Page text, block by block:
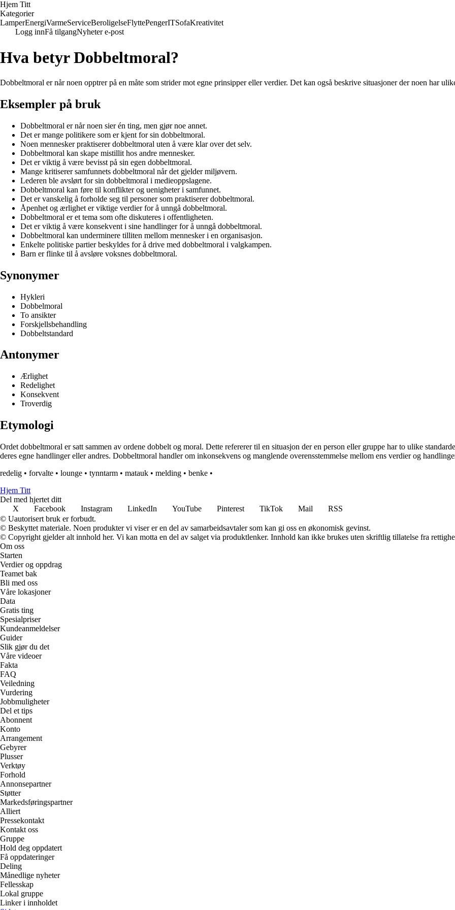
Hjem Titt
Kategorier
LamperEnergiVarmeServiceBeroligelseFlyttePengerITSofaKreativitet
Logg innFå tilgangNyheter e-post
Hva betyr Dobbeltmoral?
Dobbeltmoral er når noen opptrer på en måte som strider mot egne prinsipper eller verdier. Det kan også beskrive situasjoner der noen har
Eksempler på bruk
Dobbeltmoral er når noen sier én ting, men gjør noe annet.
Det er mange politikere som er kjent for sin dobbeltmoral.
Noen mennesker praktiserer dobbeltmoral uten å være klar over det selv.
Dobbeltmoral kan skape mistillit hos andre mennesker.
Det er viktig å være bevisst på sin egen dobbeltmoral.
Mange kritiserer samfunnets dobbeltmoral når det gjelder miljøvern.
Lederen ble avslørt for sin dobbeltmoral i medieoppslagene.
Dobbeltmoral kan føre til konflikter og uenigheter i samfunnet.
Det er vanskelig å forholde seg til personer som praktiserer dobbeltmoral.
Åpenhet og ærlighet er viktige verdier for å unngå dobbeltmoral.
Dobbeltmoral er et tema som ofte diskuteres i offentligheten.
Det er viktig å være konsekvent i sine handlinger for å unngå dobbeltmoral.
Dobbeltmoral kan underminere tilliten mellom mennesker i en organisasjon.
Enkelte politiske partier beskyldes for å drive med dobbeltmoral i valgkampen.
Barn er flinke til å avsløre voksnes dobbeltmoral.
Synonymer
Hykleri
Dobbelmoral
To ansikter
Forskjellsbehandling
Dobbeltstandard
Antonymer
Ærlighet
Redelighet
Konsekvent
Troverdig
Etymologi
Ordet dobbeltmoral er satt sammen av ordene dobbelt og moral. Dette refererer til en situasjon der en person eller gruppe har to ulike
deres egne handlinger eller andres. Dobbeltmoral handler om inkonsekvens og manglende overensstemmelse mellom ens verdier og
redelig • forvalte • lounge • tynntarm • matauk • melding • benke •
Hjem Titt
Del med hjertet ditt
X
Facebook Instagram LinkedIn YouTube Pinterest TikTok Mail
RSS
© Uautorisert bruk er forbudt.
© Beskyttet materiale. Noen produkter vi viser er en del av samarbeidsavtaler som kan gi oss en økonomisk gevinst.
© Copyright gjelder alt innhold her. Vi kan motta en del av salget via produktlenker. Innhold kan ikke brukes uten skriftlig tillatelse fra
Om oss
Starten
Verdier og oppdrag
Teamet bak
Bli med oss
Våre lokasjoner
Data
Gratis ting
Spesialpriser
Kundeanmeldelser
Guider
Slik gjør du det
Våre videoer
Fakta
FAQ
Veiledning
Vurdering
Jobbmuligheter
Del et tips
Abonnent
Konto
Arrangement
Gebyrer
Plusser
Verktøy
Forhold
Annonsepartner
Støtter
Markedsføringspartner
Alliert
Pressekontakt
Kontakt oss
Gruppe
Hold deg oppdatert
Få oppdateringer
Deling
Månedlige nyheter
Fellesskap
Lokal gruppe
Linker i innholdet